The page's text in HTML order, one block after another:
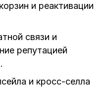
и реактивации
связи и
репутацией
и кросс-селла